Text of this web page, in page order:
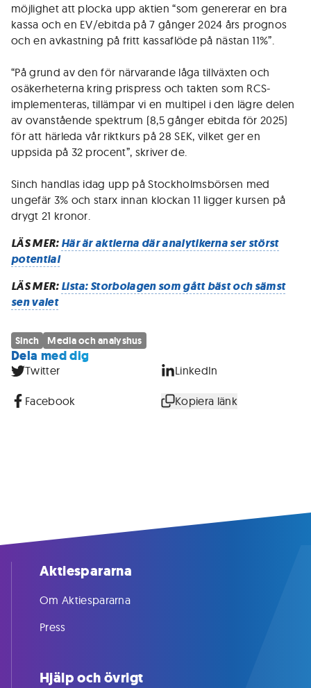
möjlighet att plocka upp aktien “som genererar en bra
kassa och en EV/ebitda på 7 gånger 2024 års prognos
och en avkastning på fritt kassaflöde på nästan 11%”.
“På grund av den för närvarande låga tillväxten och
osäkerheterna kring prispress och takten som RCS-
implementeras, tillämpar vi en multipel i den lägre delen
av ovanstående spektrum (8,5 gånger ebitda för 2025)
för att härleda vår riktkurs på 28 SEK, vilket ger en
uppsida på 32 procent”, skriver de.
Sinch handlas idag upp på Stockholmsbörsen med
ungefär 3% och starx innan klockan 11 ligger kursen på
drygt 21 kronor.
LÄS MER:Här är aktierna där analytikerna ser störst
potential
LÄS MER:Lista: Storbolagen som gått bäst och sämst
sen valet
Sinch Media och analyshus
Dela med dig
Twitter LinkedIn
Facebook Kopiera länk
Aktiespararna
Om Aktiespararna
Press
Hjälp och övrigt